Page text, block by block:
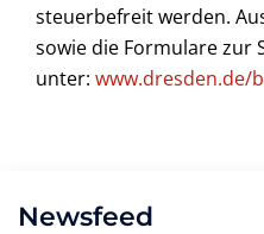
steuerbefreit werden.
sowie die Formulare zur
unter: www.dresden.de/
Newsfeed